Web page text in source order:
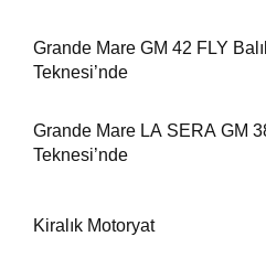
Grande Mare GM 42 FLY
Teknesi’nde
Grande Mare LA SERA GM
Teknesi’nde
Kiralık Motoryat